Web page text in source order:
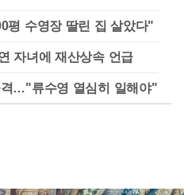
평 수영장 딸린 집 살았다"
자녀에 재산상속 언급
격…"류수영 열심히 일해야"